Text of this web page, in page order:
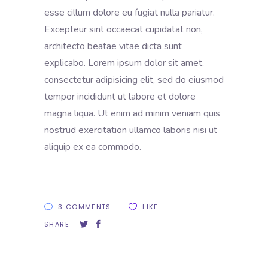
esse cillum dolore eu fugiat nulla pariatur.
Excepteur sint occaecat cupidatat non,
architecto beatae vitae dicta sunt
explicabo. Lorem ipsum dolor sit amet,
consectetur adipisicing elit, sed do eiusmod
tempor incididunt ut labore et dolore
magna liqua. Ut enim ad minim veniam quis
nostrud exercitation ullamco laboris nisi ut
aliquip ex ea commodo.
3 COMMENTS
LIKE
SHARE